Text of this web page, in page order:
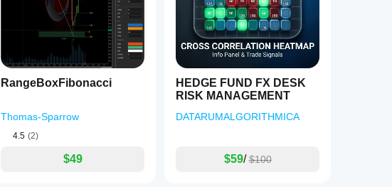
RangeBoxFibonacci
Thomas-Sparrow
4.5 (2)
$49
HEDGE FUND FX DESK
RISK MANAGEMENT
DATARUMALGORITHMICA
$59/ $100